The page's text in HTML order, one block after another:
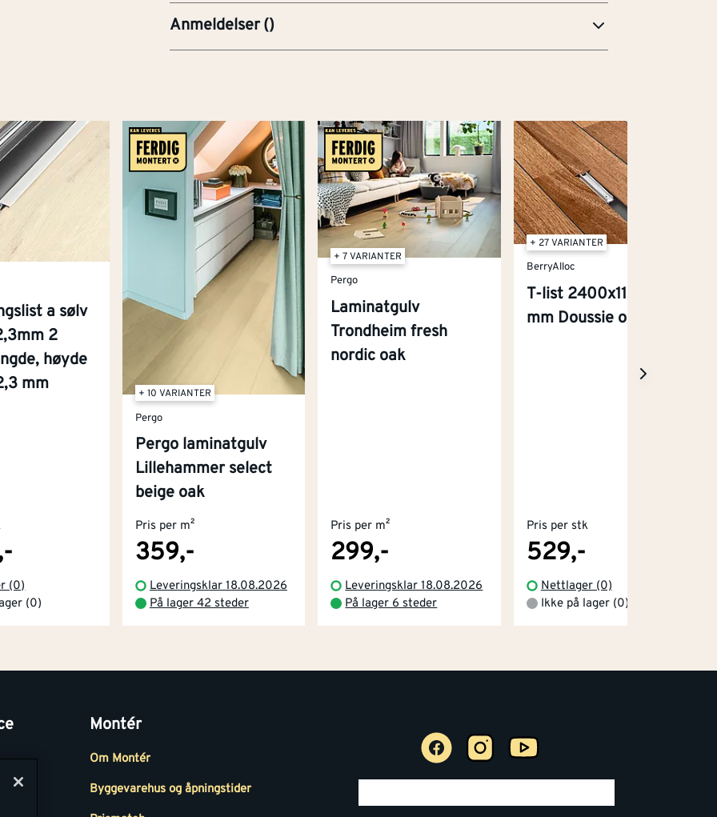
Anmeldelser()
a sølv
2
høyde
mm
(0)
(0)
+ 10 VARIANTER
Pergo
Pergo laminatgulv
Lillehammer select
beige oak
Pris per m²
359,-
Leveringsklar 18.08.2026
På lager 42 steder
+ 7 VARIANTER
Pergo
Laminatgulv
Trondheim fresh
nordic oak
Pris per m²
299,-
Leveringsklar 18.08.2026
På lager 6 steder
+ 27 VARIANTER
BerryAlloc
T-list 2400x11,1x44
mm Doussie oljet
Pris per stk
529,-
Nettlager (0)
Ikke på lager (0)
Montér
Om Montér
Byggevarehus og åpningstider